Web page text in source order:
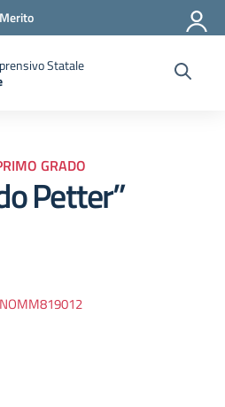
Statale
iniziale della scuola
GRADO
Petter”
NOMM819012